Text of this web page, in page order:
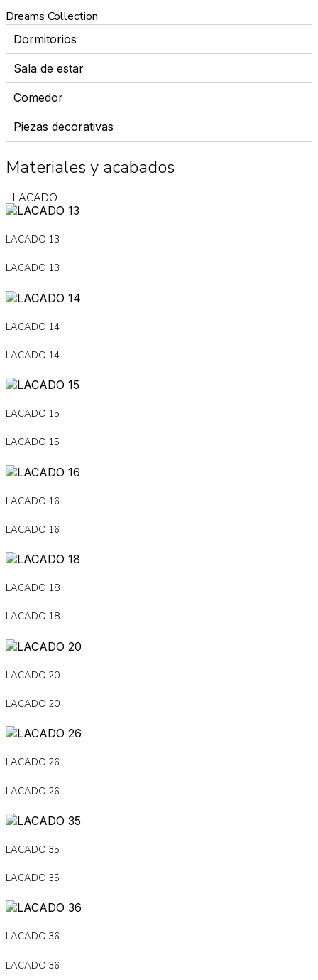
Dreams Collection
Dormitorios
Sala de estar
Comedor
Piezas decorativas
Materiales y acabados
LACADO
LACADO 13
LACADO 13
LACADO 14
LACADO 14
LACADO 15
LACADO 15
LACADO 16
LACADO 16
LACADO 18
LACADO 18
LACADO 20
LACADO 20
LACADO 26
LACADO 26
LACADO 35
LACADO 35
LACADO 36
LACADO 36